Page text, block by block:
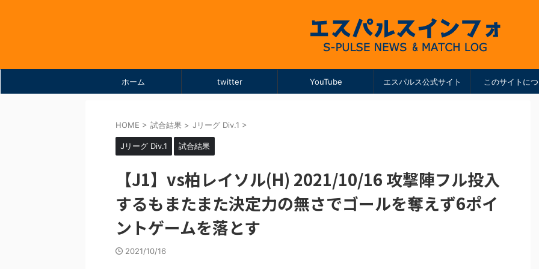
ホーム twitter YouTube エスパルス公式サイト このサイトに
HOME > 試合結果 > Jリーグ Div.1 >
Jリーグ Div.1 試合結果
【J1】vs柏レイソル(H) 2021/10/16 攻撃陣フル投入
するもまたまた決定力の無さでゴールを奪えず6ポイ
ントゲームを落とす
2021/10/16